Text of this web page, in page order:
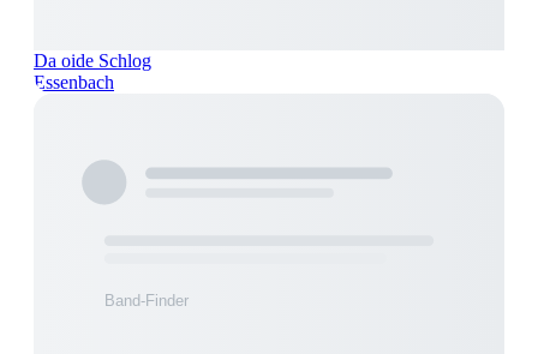
Da oide Schlog
Essenbach